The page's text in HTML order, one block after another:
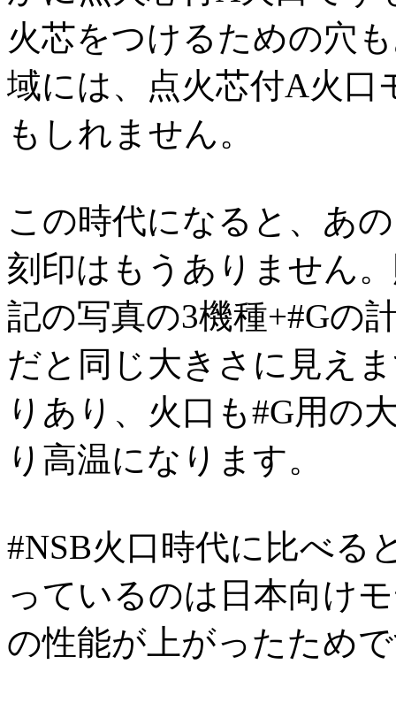
火芯をつけるための穴
域には、点火芯付A火
もしれません。
この時代になると、あ
刻印はもうありません
記の写真の3機種+#Gの
だと同じ大きさに見え
りあり、火口も#G用の
り高温になります。
#NSB火口時代に比べる
っているのは日本向け
の性能が上がったため